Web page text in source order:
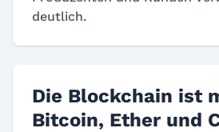
deutlich.
Die Blockchain ist
Bitcoin, Ether und